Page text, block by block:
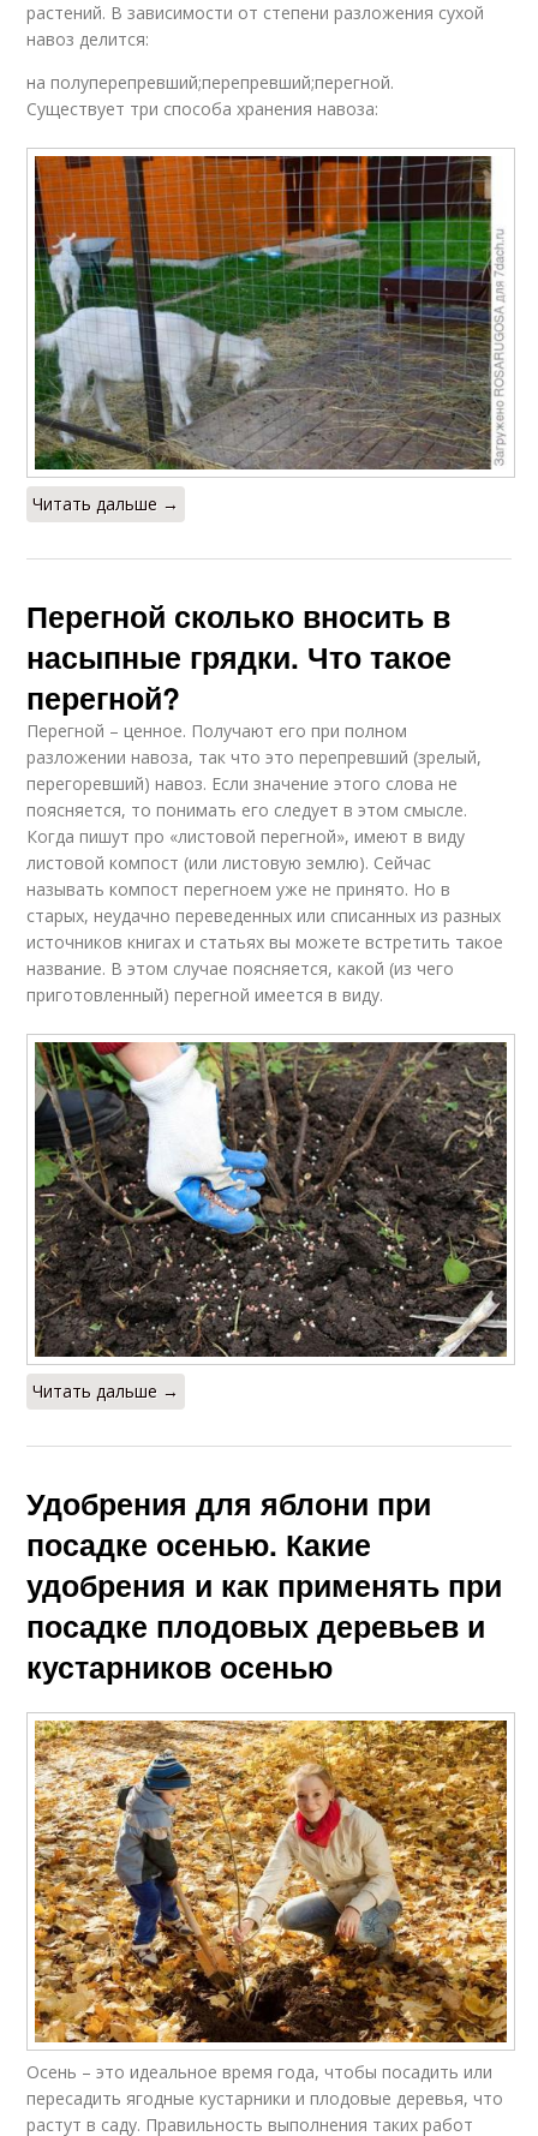
растений. В зависимости от степени разложения сухой
навоз делится:
на полуперепревший;перепревший;перегной.
Существует три способа хранения навоза:
Читать дальше →
Перегной сколько вносить в
насыпные грядки. Что такое
перегной?
Перегной – ценное. Получают его при полном
разложении навоза, так что это перепревший (зрелый,
перегоревший) навоз. Если значение этого слова не
поясняется, то понимать его следует в этом смысле.
Когда пишут про «листовой перегной», имеют в виду
листовой компост (или листовую землю). Сейчас
называть компост перегноем уже не принято. Но в
старых, неудачно переведенных или списанных из разных
источников книгах и статьях вы можете встретить такое
название. В этом случае поясняется, какой (из чего
приготовленный) перегной имеется в виду.
Читать дальше →
Удобрения для яблони при
посадке осенью. Какие
удобрения и как применять при
посадке плодовых деревьев и
кустарников осенью
Осень – это идеальное время года, чтобы посадить или
пересадить ягодные кустарники и плодовые деревья, что
растут в саду. Правильность выполнения таких работ